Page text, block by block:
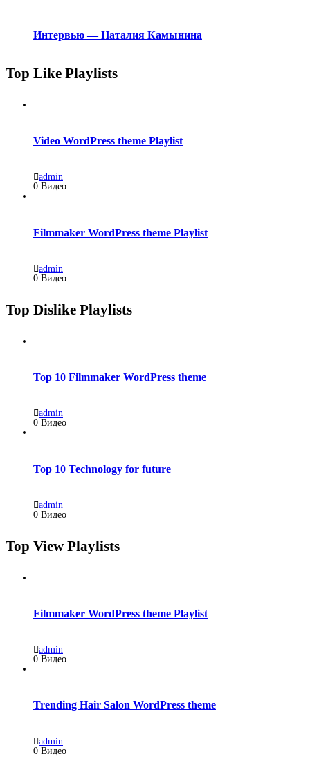
Интервью — Наталия Камынина
Top Like Playlists
Video WordPress theme Playlist
admin
0 Видео
Filmmaker WordPress theme Playlist
admin
0 Видео
Top Dislike Playlists
Top 10 Filmmaker WordPress theme
admin
0 Видео
Top 10 Technology for future
admin
0 Видео
Top View Playlists
Filmmaker WordPress theme Playlist
admin
0 Видео
Trending Hair Salon WordPress theme
admin
0 Видео